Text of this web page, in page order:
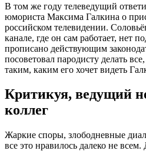
В том же году телеведущий
юмориста Максима Галкина о
российском телевидении.
канале, где он сам работает, нет
прописано действующим
посоветовал пародисту делать
таким, каким его хочет видеть
Критикуя, ведущий
коллег
Жаркие споры, злободневные
все это нравилось далеко не